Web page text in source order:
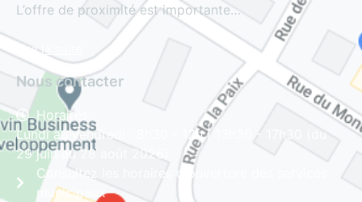
L’offre de proximité est importante…
Lire la suite
Nous contacter
Horaires
Lundi au vendredi : 8h30 - 12h | 13h30 - 17h30 (du
29 juin au 28 août 2026)
Consultez les horaires d'ouverture des services
municipaux